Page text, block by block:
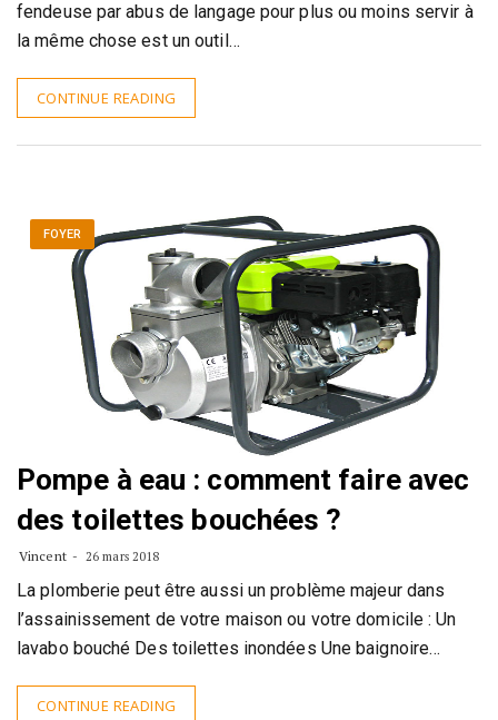
fendeuse par abus de langage pour plus ou moins servir à
la même chose est un outil…
CONTINUE READING
FOYER
Pompe à eau : comment faire avec
des toilettes bouchées ?
Vincent 26 mars 2018
La plomberie peut être aussi un problème majeur dans
l’assainissement de votre maison ou votre domicile : Un
lavabo bouché Des toilettes inondées Une baignoire…
CONTINUE READING